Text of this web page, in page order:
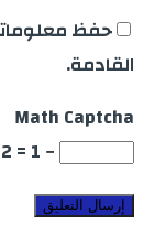
حفظ
القادمة.
Math Captcha
− 1 = 2